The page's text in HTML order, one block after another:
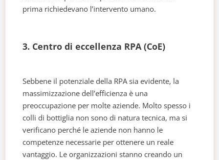
prima richiedevano l’intervento umano.
3. Centro di eccellenza RPA (CoE)
Sebbene il potenziale della RPA sia evidente, la
massimizzazione dell’efficienza è una
preoccupazione per molte aziende. Molto spesso i
colli di bottiglia non sono di natura tecnica, ma si
verificano perché le aziende non hanno le
competenze necessarie per ottenere un reale
vantaggio. Le organizzazioni stanno creando un